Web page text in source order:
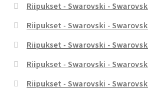
Riipukset - Swarovski -
Riipukset - Swarovski -
Riipukset - Swarovski -
Riipukset - Swarovski -
Riipukset - Swarovski -